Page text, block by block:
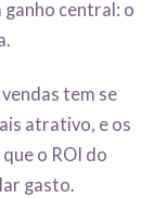
ganho central: o
tem se
atrativo, e os
o ROI do
gasto.